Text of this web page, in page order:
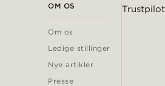
OM OS
Om os
Ledige stillinger
Nye artikler
Presse
Trustpilot